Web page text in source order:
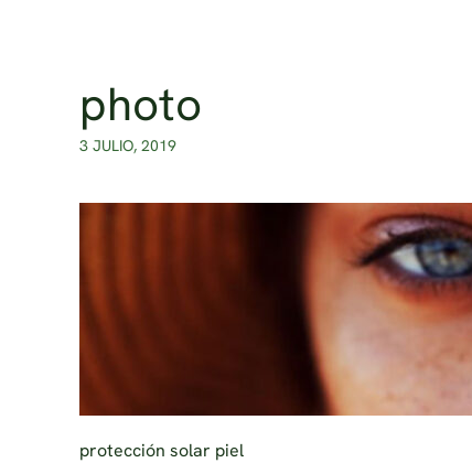
photo
3 JULIO, 2019
protección solar piel